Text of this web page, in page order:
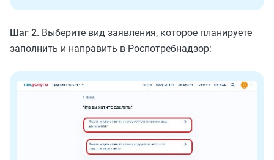
Шаг 2. Выберите вид заявления, которое планируете
заполнить и направить в Роспотребнадзор: